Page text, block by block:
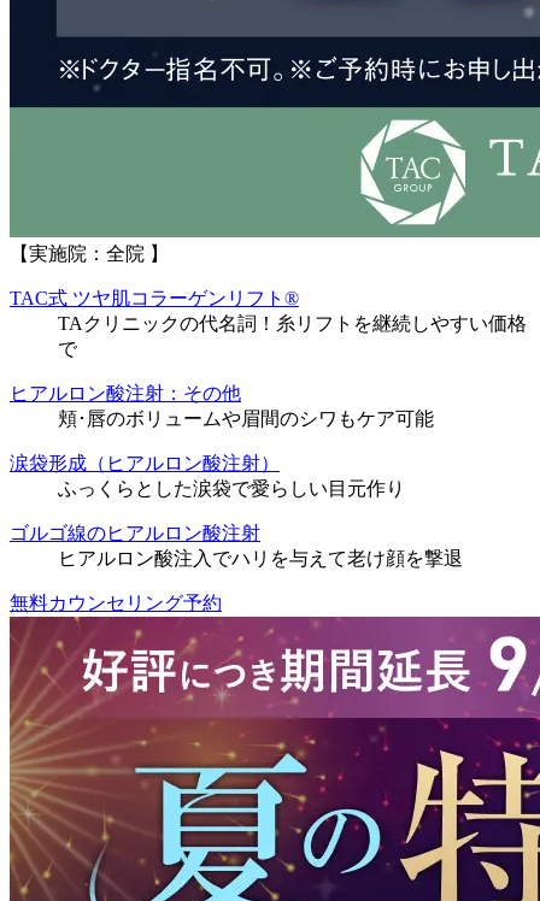
【実施院：全院 】
TAC式 ツヤ肌コラーゲンリフト®
TAクリニックの代名詞！糸リフトを継続しやすい価格
で
ヒアルロン酸注射：その他
頬･唇のボリュームや眉間のシワもケア可能
涙袋形成（ヒアルロン酸注射）
ふっくらとした涙袋で愛らしい目元作り
ゴルゴ線のヒアルロン酸注射
ヒアルロン酸注入でハリを与えて老け顔を撃退
無料カウンセリング予約